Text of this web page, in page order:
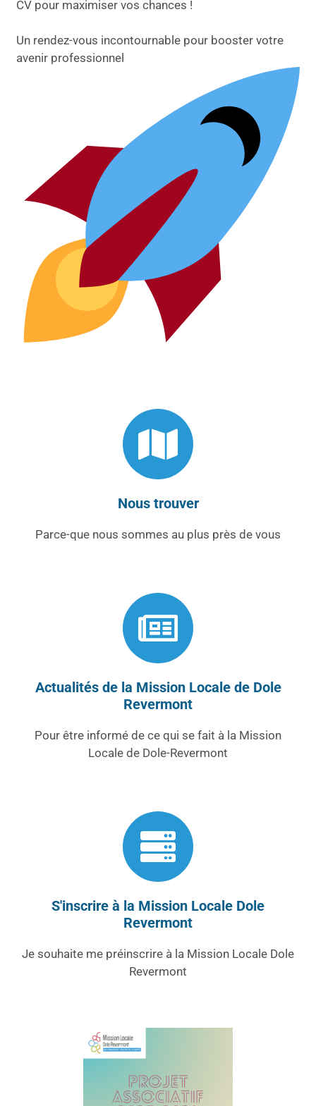
CV pour maximiser vos chances !
Un rendez-vous incontournable pour booster votre
avenir professionnel
Nous trouver
Parce-que nous sommes au plus près de vous
Actualités de la Mission Locale de Dole
Revermont
Pour être informé de ce qui se fait à la Mission
Locale de Dole-Revermont
S'inscrire à la Mission Locale Dole
Revermont
Je souhaite me préinscrire à la Mission Locale Dole
Revermont